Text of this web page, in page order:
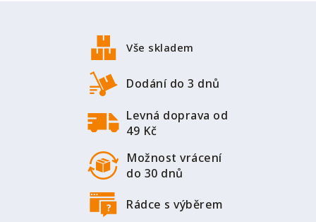
í
r
k
y
ý
p
s
Vše skladem
Dodání do 3 dnů
Levná doprava od
49 Kč
Možnost vrácení
do 30 dnů
Rádce s výběrem